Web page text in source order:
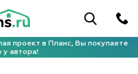
проект в Планс, Вы покупаете
у автора!